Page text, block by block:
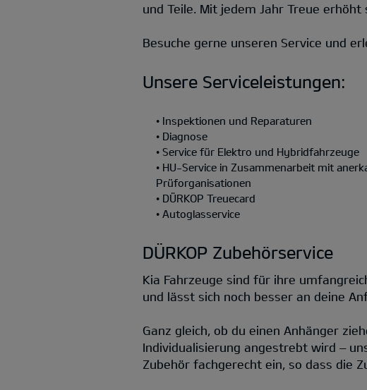
und Teile. Mit jedem Jahr Treue
Besuche gerne unseren Service und
Unsere Serviceleistungen:
• Inspektionen und Reparaturen
• Diagnose
• Service für Elektro und Hybridfahrzeuge
• HU-Service in Zusammenarbeit mit
Prüforganisationen
• DÜRKOP Treuecard
• Autoglasservice
DÜRKOP Zubehörservice
Kia Fahrzeuge sind für ihre
und lässt sich noch besser an deine
Ganz gleich, ob du einen Anhänger
Individualisierung angestrebt wird –
Zubehör fachgerecht ein, so dass die